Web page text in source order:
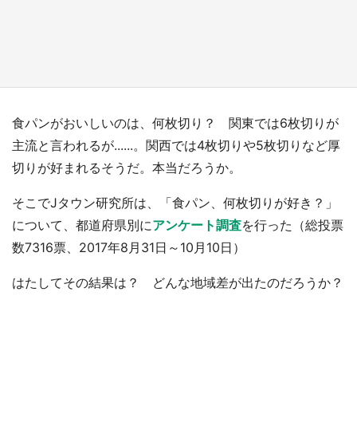
食パンがおいしいのは、何枚切り？ 関東では6枚切りが
主流と言われるが......。関西では4枚切りや5枚切りなど厚
切りが好まれるそうだ。本当だろうか。
そこでJタウン研究所は、「食パン、何枚切りが好き？」
について、都道府県別にアンケート調査を行った（総投票
数7316票、2017年8月31日～10月10日）
はたしてその結果は？ どんな地域差が出たのだろうか？